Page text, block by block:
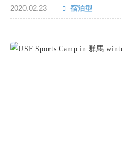
2020.02.23 宿泊型